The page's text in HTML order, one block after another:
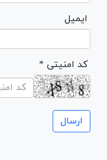
ایمیل
* کد امنیتی